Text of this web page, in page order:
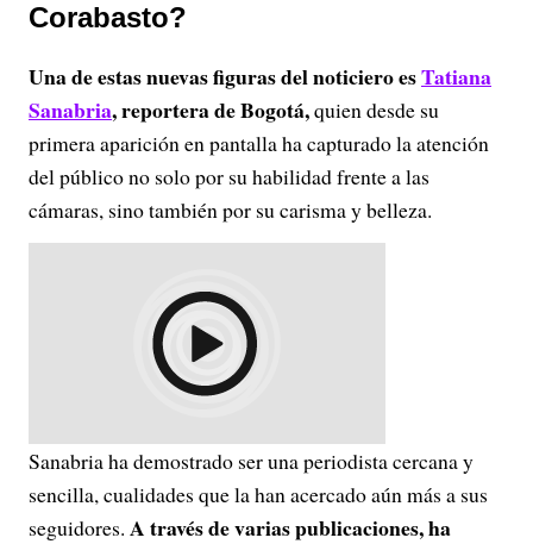
Corabasto?
Una de estas nuevas figuras del noticiero esTatiana
Sanabria, reportera de Bogotá,quien desde su
primera aparición en pantalla ha capturado la atención
del público no solo por su habilidad frente a las
cámaras, sino también por su carisma y belleza.
Sanabria ha demostrado ser una periodista cercana y
sencilla, cualidades que la han acercado aún más a sus
seguidores. A través de varias publicaciones, ha